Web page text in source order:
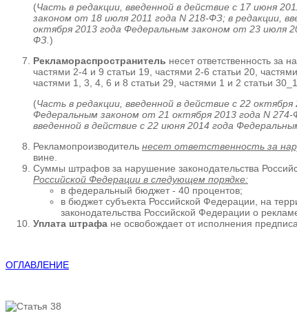
(Часть в редакции, введенной в действие с 17 июня
законом от 18 июля 2011 года N 218-ФЗ; в редакции,
октября 2013 года Федеральным законом от 23 июля
ФЗ. )
Рекламораспространитель несет ответственность за
частями 2-4 и 9 статьи 19, частями 2-6 статьи 20,
частями 1, 3, 4, 6 и 8 статьи 29, частями 1 и 2 статьи
(Часть в редакции, введенной в действие с 22
Федеральным законом от 21 октября 2013 года N 274-
введенной в действие с 22 июня 2014 года
Рекламопроизводитель несет ответственность за
вине.
Суммы штрафов за нарушение законодательства
Российской Федерации в следующем порядке:
в федеральный бюджет - 40 процентов;
в бюджет субъекта Российской Федерации, на
законодательства Российской Федерации о
Уплата штрафа не освобождает от исполнения
ОГЛАВЛЕНИЕ